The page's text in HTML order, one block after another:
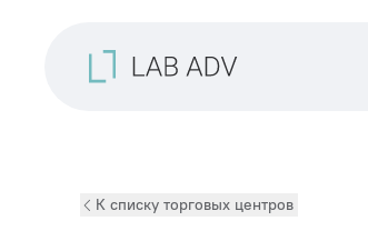
К списку торговых центров